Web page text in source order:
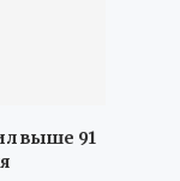
выше 91